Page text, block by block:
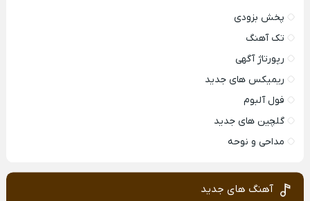
پخش بزودی
تک آهنگ
رپورتاژ آگهی
ریمیکس های جدید
فول آلبوم
گلچین های جدید
مداحی و نوحه
آهنگ های جدید